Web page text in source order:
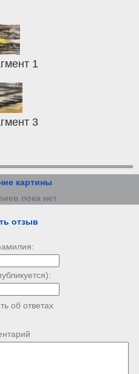
1
3
картины
пока нет
отзыв
об ответах